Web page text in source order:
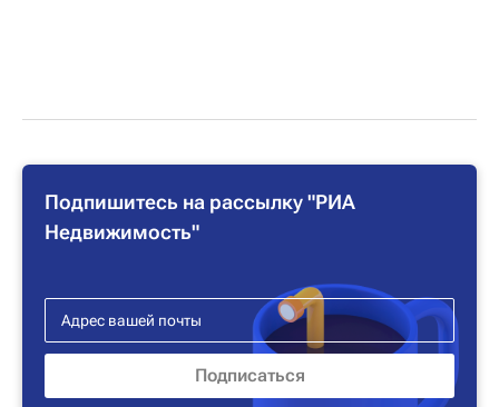
Подпишитесь на рассылку "РИА
Недвижимость"